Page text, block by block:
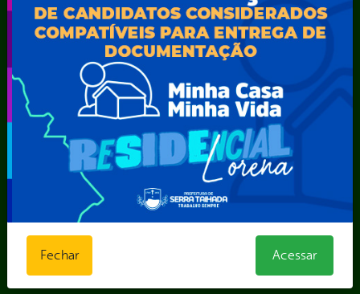
Secretaria Municipal de Agricultura e Recursos Hídricos –
SEMARH / Secretaria de Agricultura Familiar – SEMAF
Secretaria Municipal de Educação – SEST
Secretaria Municipal de Esporte e Lazer – SEMEL
Secretaria Municipal de Finanças – SECFIN
Secretaria Municipal de Governo – SEGOV
Secretaria Municipal de Meio Ambiente – SEMA
Secretaria Municipal de Planejamento e Gestão – SEPLAG
Secretaria Municipal de Relações Institucionais – SEMRI
Secretaria Municipal de Saúde – SMS
Secretaria Municipal de Serviços Públicos – SEMUSP
Talhada-STTRANS
Transparência, Fiscalização e Controle
Fechar Acessar